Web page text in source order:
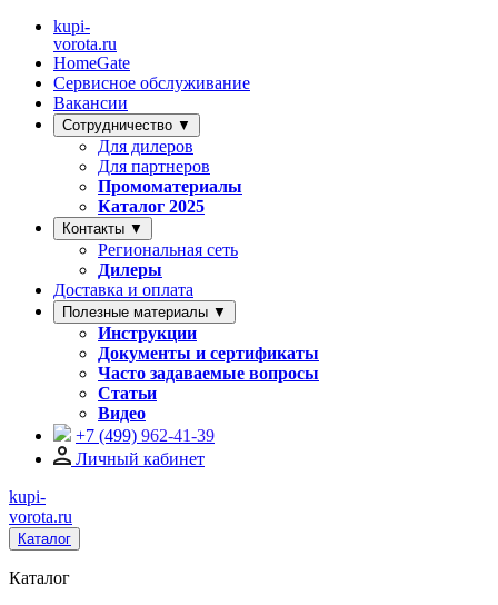
kupi-
vorota.ru
HomeGate
Сервисное обслуживание
Вакансии
Сотрудничество ▼
Для дилеров
Для партнеров
Промоматериалы
Каталог 2025
Контакты ▼
Региональная сеть
Дилеры
Доставка и оплата
Полезные материалы ▼
Инструкции
Документы и сертификаты
Часто задаваемые вопросы
Статьи
Видео
+7 (499) 962-41-39
Личный кабинет
kupi-
vorota.ru
Каталог
Каталог